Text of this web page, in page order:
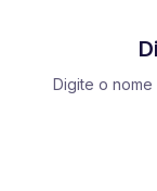
Digite o